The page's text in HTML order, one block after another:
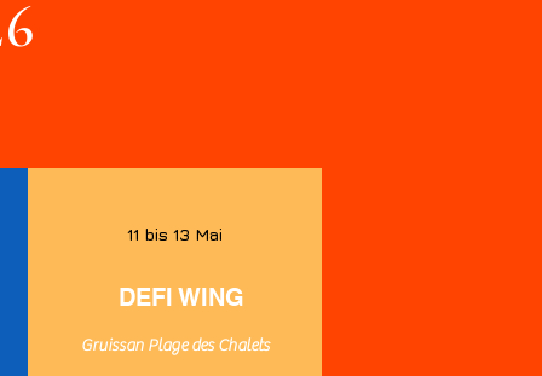
11 bis 13 Mai
DEFI WING
Gruissan Plage des Chalets